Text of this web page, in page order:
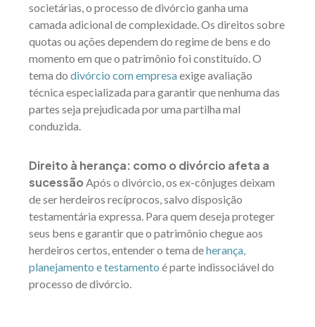
societárias, o processo de divórcio ganha uma
camada adicional de complexidade. Os direitos sobre
quotas ou ações dependem do regime de bens e do
momento em que o patrimônio foi constituído. O
tema do divórcio com empresaexige avaliação
técnica especializada para garantir que nenhuma das
partes seja prejudicada por uma partilha mal
conduzida.
Direito à herança: como o divórcio afeta a
sucessão Após o divórcio, os ex-cônjuges deixam
de ser herdeiros recíprocos, salvo disposição
testamentária expressa. Para quem deseja proteger
seus bens e garantir que o patrimônio chegue aos
herdeiros certos, entender o tema deherança,
planejamento e testamento é parte indissociável do
processo de divórcio.